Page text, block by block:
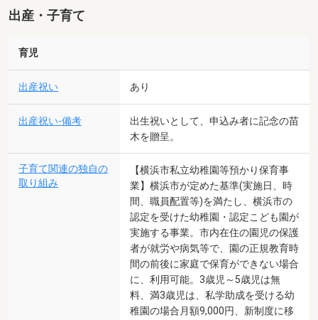
出産・子育て
育児
出産祝い あり
出産祝い-備考
出生祝いとして、申込み者に記念の苗
木を贈呈。
子育て関連の独自の
取り組み
【横浜市私立幼稚園等預かり保育事
業】横浜市が定めた基準(実施日、時
間、職員配置等)を満たし、横浜市の
認定を受けた幼稚園・認定こども園が
実施する事業。市内在住の園児の保護
者が就労や病気等で、園の正規教育時
間の前後に家庭で保育ができない場合
に、利用可能。3歳児～5歳児は無
料、満3歳児は、私学助成を受ける幼
稚園の場合月額9,000円、新制度に移